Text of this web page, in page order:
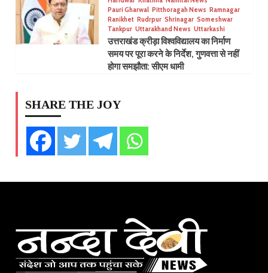
Pauri Gharwal Pitthoragah News Ramnagar
Ranikhet Rudrpur Shrinagar Someshwar
Tankpur Uttarakhand News Uttarkashi
उत्तराखंड क्रीड़ा विश्वविद्यालय का निर्माण
समय पर पूरा करने के निर्देश, गुणवत्ता से नहीं
होगा समझौता: सीएम धामी
SHARE THE JOY